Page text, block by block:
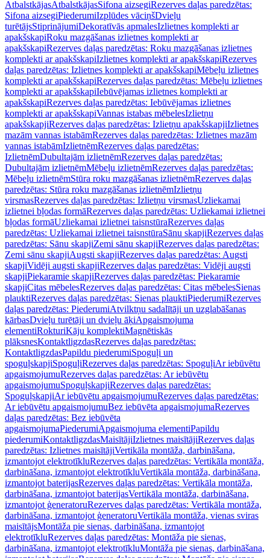
AtbalstkājasAtbalstkājasSifona aizsegiRezerves daļas paredzētas:
Sifona aizsegiPiederumiIzplūdes vāciņšDvieļu
turētājsStiprinājumiDekoratīvās apmalesIzlietnes komplekti ar
apakšskapiRoku mazgāšanas izlietnes komplekti ar
apakšskapiRezerves daļas paredzētas: Roku mazgāšanas izlietnes
komplekti ar apakšskapiIzlietnes komplekti ar apakšskapiRezerves
daļas paredzētas: Izlietnes komplekti ar apakšskapiMēbeļu izlietnes
komplekti ar apakšskapiRezerves daļas paredzētas: Mēbeļu izlietnes
komplekti ar apakšskapiIebūvējamas izlietnes komplekti ar
apakšskapiRezerves daļas paredzētas: Iebūvējamas izlietnes
komplekti ar apakšskapiVannas istabas mēbelesIzlietņu
apakšskapjiRezerves daļas paredzētas: Izlietņu apakšskapjiIzlietnes
mazām vannas istabāmRezerves daļas paredzētas: Izlietnes mazām
vannas istabāmIzlietnēmRezerves daļas paredzētas:
IzlietnēmDubultajām izlietnēmRezerves daļas paredzētas:
Dubultajām izlietnēmMēbeļu izlietnēmRezerves daļas paredzētas:
Mēbeļu izlietnēmStūra roku mazgāšanas izlietnēmRezerves daļas
paredzētas: Stūra roku mazgāšanas izlietnēmIzlietņu
virsmasRezerves daļas paredzētas: Izlietņu virsmasUzliekamai
izlietnei bļodas formāRezerves daļas paredzētas: Uzliekamai izlietnei
bļodas formāUzliekamai izlietnei taisnstūraRezerves daļas
paredzētas: Uzliekamai izlietnei taisnstūraSānu skapjiRezerves daļas
paredzētas: Sānu skapjiZemi sānu skapjiRezerves daļas paredzētas:
Zemi sānu skapjiAugsti skapjiRezerves daļas paredzētas: Augsti
skapjiVidēji augsti skapjiRezerves daļas paredzētas: Vidēji augsti
skapjiPiekaramie skapjiRezerves daļas paredzētas: Piekaramie
skapjiCitas mēbelesRezerves daļas paredzētas: Citas mēbelesSienas
plauktiRezerves daļas paredzētas: Sienas plauktiPiederumiRezerves
daļas paredzētas: PiederumiAtvilktņu sadalītāji un uzglabāšanas
kārbasDvieļu turētāji un dvieļu āķiApgaismojuma
elementiRokturiKāju komplektiMagnētiskās
plāksnesKontaktligzdasRezerves daļas paredzētas:
KontaktligzdasPapildu piederumiSpoguļi un
spoguļskapjiSpoguļiRezerves daļas paredzētas: SpoguļiAr iebūvētu
apgaismojumuRezerves daļas paredzētas: Ar iebūvētu
apgaismojumuSpoguļskapjiRezerves daļas paredzētas:
SpoguļskapjiAr iebūvētu apgaismojumuRezerves daļas paredzētas:
Ar iebūvētu apgaismojumuBez iebūvēta apgaismojumaRezerves
daļas paredzētas: Bez iebūvēta
apgaismojumaPiederumiApgaismojuma elementiPapildu
piederumiKontaktligzdasMaisītājiIzlietnes maisītājiRezerves daļas
paredzētas: Izlietnes maisītājiVertikāla montāža, darbināšana,
izmantojot elektrotīkluRezerves daļas paredzētas: Vertikāla montāža,
darbināšana, izmantojot elektrotīkluVertikāla montāža, darbināšana,
izmantojot baterijasRezerves daļas paredzētas: Vertikāla montāža,
darbināšana, izmantojot baterijasVertikāla montāža, darbināšana,
izmantojot ģeneratoruRezerves daļas paredzētas: Vertikāla montāža,
darbināšana, izmantojot ģeneratoruVertikāla montāža, vienas sviras
maisītājsMontāža pie sienas, darbināšana, izmantojot
elektrotīkluRezerves daļas paredzētas: Montāža pie sienas,
darbināšana, izmantojot elektrotīkluMontāža pie sienas, darbināšana,